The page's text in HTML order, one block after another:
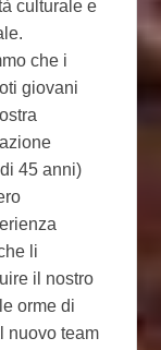
culturale e
che i
giovani
45 anni)
li
il nostro
orme di
nuovo team